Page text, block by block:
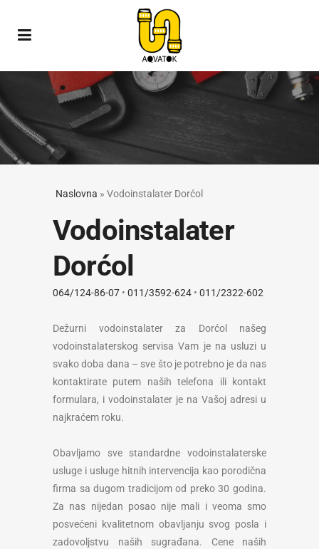
Naslovna » Vodoinstalater Dorćol
Vodoinstalater
Dorćol
064/124-86-07 • 011/3592-624 • 011/2322-602
Dežurni vodoinstalater za Dorćol našeg
vodoinstalaterskog servisa Vam je na usluzi u
svako doba dana – sve što je potrebno je da nas
kontaktirate putem naših telefona ili kontakt
formulara, i vodoinstalater je na Vašoj adresi u
najkraćem roku.
Obavljamo sve standardne vodoinstalaterske
usluge i usluge hitnih intervencija kao porodična
firma sa dugom tradicijom od preko 30 godina.
Za nas nijedan posao nije mali i veoma smo
posvećeni kvalitetnom obavljanju svog posla i
zadovoljstvu naših sugrađana. Cene naših